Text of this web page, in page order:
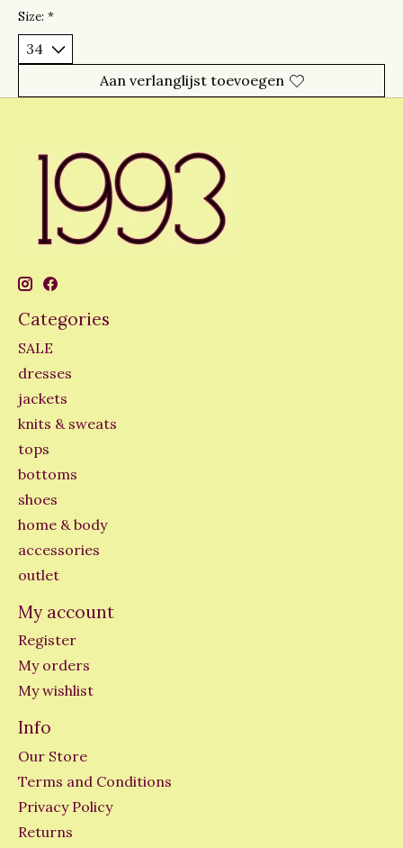
Size: *
Aan verlanglijst toevoegen
Categories
SALE
dresses
jackets
knits & sweats
tops
bottoms
shoes
home & body
accessories
outlet
My account
Register
My orders
My wishlist
Info
Our Store
Terms and Conditions
Privacy Policy
Returns